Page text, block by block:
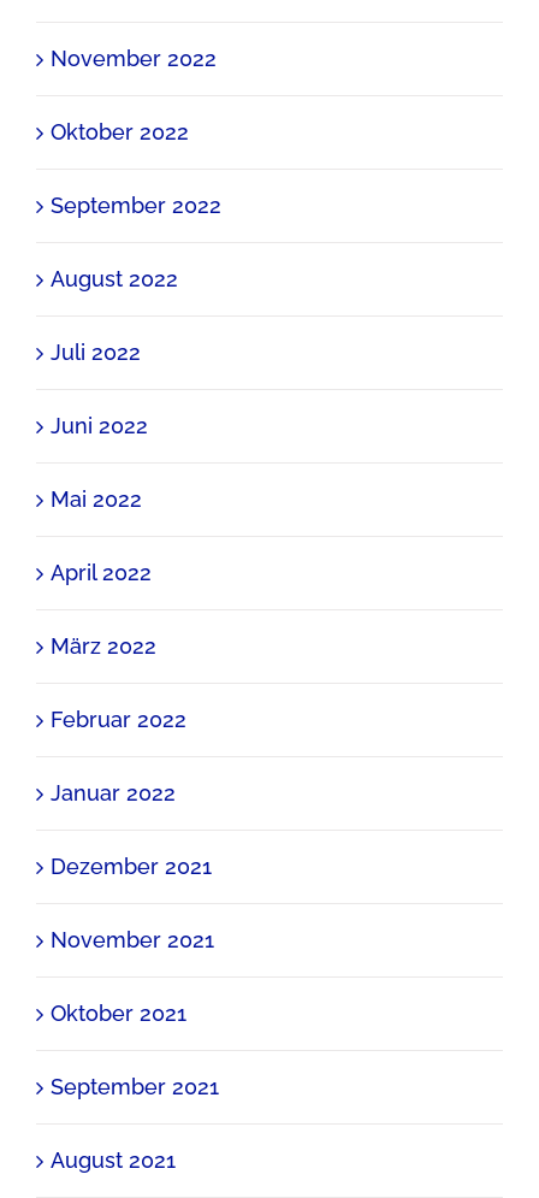
November 2022
Oktober 2022
September 2022
August 2022
Juli 2022
Juni 2022
Mai 2022
April 2022
März 2022
Februar 2022
Januar 2022
Dezember 2021
November 2021
Oktober 2021
September 2021
August 2021